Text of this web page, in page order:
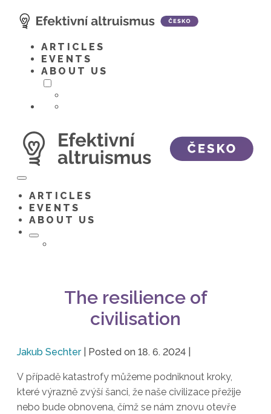
content
ARTICLES
EVENTS
ABOUT US
Toggle
menu
ARTICLES
EVENTS
ABOUT US
Toggle
menu
The resilience of
civilisation
Jakub Sechter| Posted on 18. 6. 2024
V případě katastrofy můžeme podniknout kroky,
které výrazně zvýší šanci, že naše civilizace přežije
nebo bude obnovena, čímž se nám znovu otevře